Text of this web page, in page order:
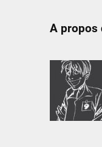
A propos